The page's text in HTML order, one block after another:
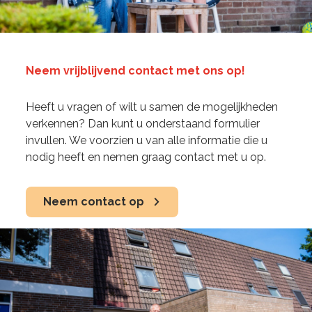
Neem vrijblijvend contact met ons op!
Heeft u vragen of wilt u samen de mogelijkheden
verkennen? Dan kunt u onderstaand formulier
invullen. We voorzien u van alle informatie die u
nodig heeft en nemen graag contact met u op.
Neem contact op